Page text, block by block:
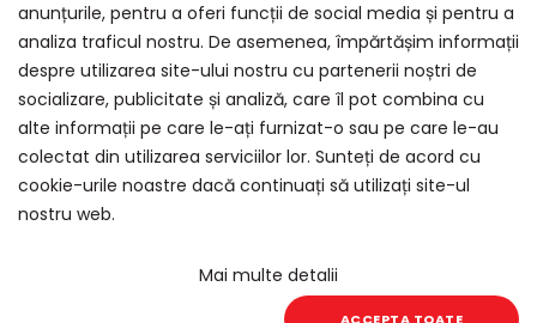
NE GASITI PE:
© 2026 Equitana | Powered by
anunțurile, pentru a oferi funcții de social media și pentru a
analiza traficul nostru. De asemenea, împărtășim informații
despre utilizarea site-ului nostru cu partenerii noștri de
socializare, publicitate și analiză, care îl pot combina cu
alte informații pe care le-ați furnizat-o sau pe care le-au
colectat din utilizarea serviciilor lor. Sunteți de acord cu
cookie-urile noastre dacă continuați să utilizați site-ul
nostru web.
Mai multe detalii